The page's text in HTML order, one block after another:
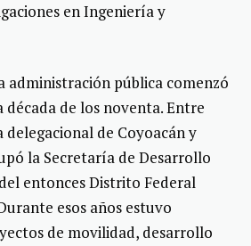
en Ingeniería y
administración pública comenzó
década de los noventa. Entre
delegacional de Coyoacán y
la Secretaría de Desarrollo
entonces Distrito Federal
esos años estuvo
de movilidad, desarrollo